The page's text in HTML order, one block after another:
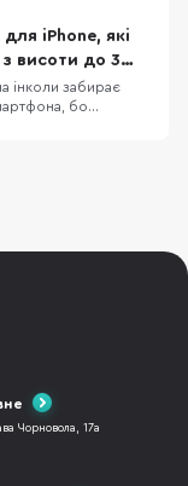
8 та Pixel 8 Pro
в Twitter
iPhone, які
висоти до 3
інколи забирає
бо
якісних,
до iPhone
Чорновола, 17а